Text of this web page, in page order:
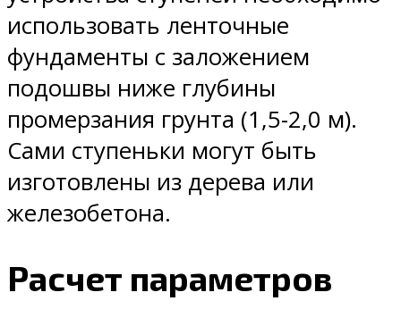
использовать ленточные
фундаменты с заложением
подошвы ниже глубины
промерзания грунта (1,5-2,0 м).
Сами ступеньки могут быть
изготовлены из дерева или
железобетона.
Расчет параметров